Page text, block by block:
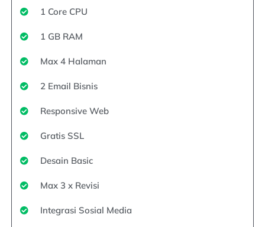
1 Core CPU
1 GB RAM
Max 4 Halaman
2 Email Bisnis
Responsive Web
Gratis SSL
Desain Basic
Max 3 x Revisi
Integrasi Sosial Media